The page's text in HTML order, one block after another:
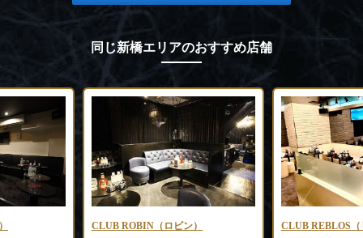
同じ新橋エリアのおすすめ店舗
CLUB ROBIN（ロビン） CLUB REBLOS（